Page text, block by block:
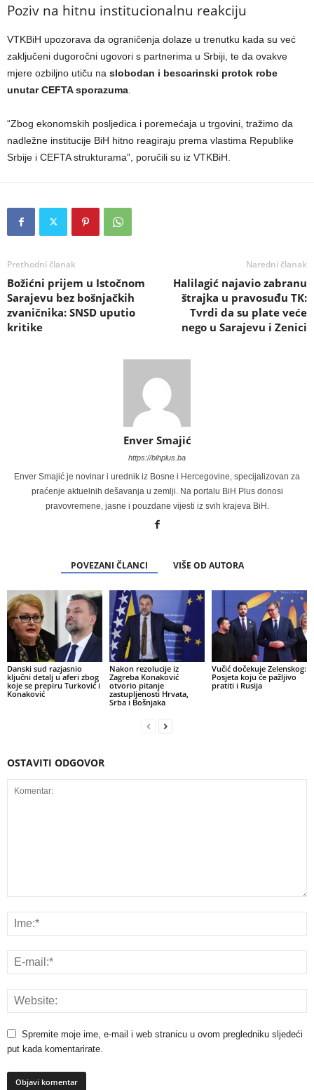
Poziv na hitnu institucionalnu reakciju
VTKBiH upozorava da ograničenja dolaze u trenutku kada su već
zaključeni dugoročni ugovori s partnerima u Srbiji, te da ovakve
mjere ozbiljno utiču na slobodan i bescarinski protok robe
unutar CEFTA sporazuma
“Zbog ekonomskih posljedica i poremećaja u trgovini, tražimo da
nadležne institucije BiH hitno reagiraju prema vlastima Republike
Srbije i CEFTA strukturama”, poručili su iz VTKBiH.
Prethodni članak
Božićni prijem u Istočnom
Sarajevu bez bošnjačkih
zvaničnika: SNSD uputio
kritike
Naredni članak
Halilagić najavio zabranu
štrajka u pravosuđu TK:
Tvrdi da su plate veće
nego u Sarajevu i Zenici
Enver Smajić
https://bihplus.ba
Enver Smajić je novinar i urednik iz Bosne i Hercegovine, specijalizovan za
praćenje aktuelnih dešavanja u zemlji. Na portalu BiH Plus donosi
pravovremene, jasne i pouzdane vijesti iz svih krajeva BiH.
POVEZANI ČLANCI VIŠE OD AUTORA
Danski sud razjasnio
ključni detalj u aferi zbog
koje se prepiru Turković i
Konaković
Nakon rezolucije iz
Zagreba Konaković
otvorio pitanje
zastupljenosti Hrvata,
Srba i Bošnjaka
Vučić dočekuje Zelenskog:
Posjeta koju će pažljivo
pratiti i Rusija
OSTAVITI ODGOVOR
Spremite moje ime, e-mail i web stranicu u ovom pregledniku sljedeći
put kada komentarirate.